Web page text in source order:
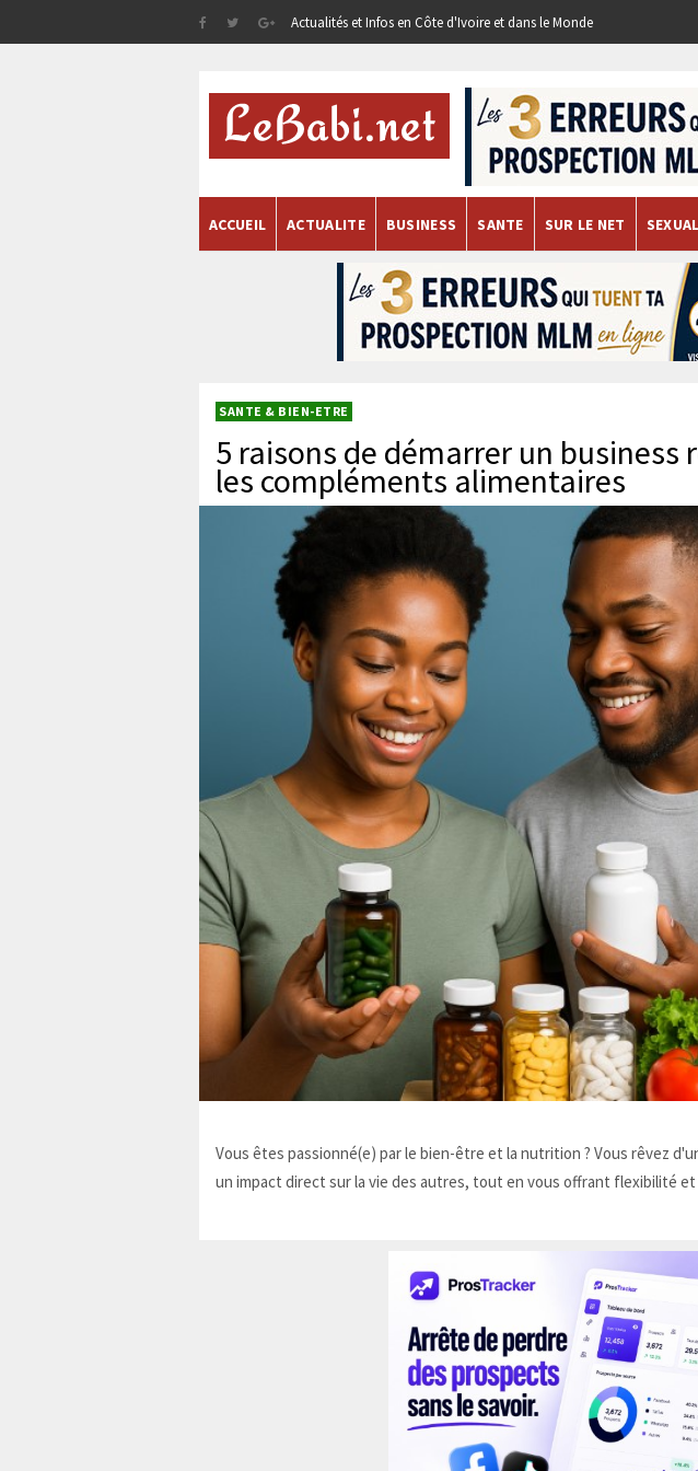
Actualités et Infos en Côte d'Ivoire et dans le Monde
ACCUEIL ACTUALITE BUSINESS SANTE SUR LE NET
SANTE & BIEN-ETRE
5 raisons de démarrer un business
les compléments alimentaires
Vous êtes passionné(e) par le bien-être et la nutrition ? Vous rêvez
un impact direct sur la vie des autres, tout en vous offrant flexibilité et